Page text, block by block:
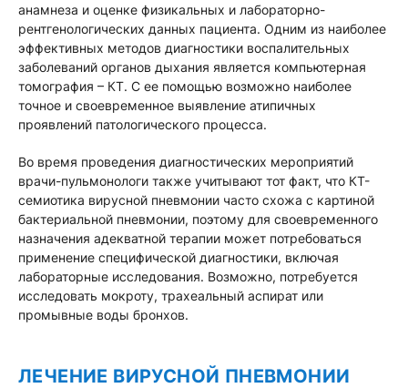
анамнеза и оценке физикальных и лабораторно-
рентгенологических данных пациента. Одним из наиболее
эффективных методов диагностики воспалительных
заболеваний органов дыхания является компьютерная
томография – КТ. С ее помощью возможно наиболее
точное и своевременное выявление атипичных
проявлений патологического процесса.
Во время проведения диагностических мероприятий
врачи-пульмонологи также учитывают тот факт, что КТ-
семиотика вирусной пневмонии часто схожа с картиной
бактериальной пневмонии, поэтому для своевременного
назначения адекватной терапии может потребоваться
применение специфической диагностики, включая
лабораторные исследования. Возможно, потребуется
исследовать мокроту, трахеальный аспират или
промывные воды бронхов.
ЛЕЧЕНИЕ ВИРУСНОЙ ПНЕВМОНИИ